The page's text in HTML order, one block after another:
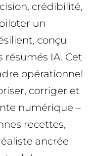
crédibilité,
un
conçu
résumés IA. Cet
opérationnel
corriger et
numérique –
recettes,
ancrée